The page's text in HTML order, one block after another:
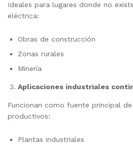
Ideales para lugares donde no
eléctrica:
Obras de construcción
Zonas rurales
Minería
Aplicaciones industriales
Funcionan como fuente principal
productivos:
Plantas industriales